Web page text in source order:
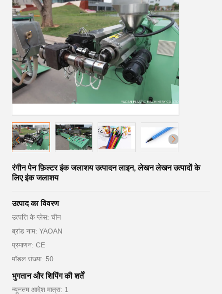
रंगीन पेन फ़िल्टर इंक जलाशय उत्पादन लाइन, लेखन लेखन उत्पादों के
लिए इंक जलाशय
उत्पाद का विवरण
उत्पत्ति के प्लेस: चीन
ब्रांड नाम: YAOAN
प्रमाणन: CE
मॉडल संख्या: 50
भुगतान और शिपिंग की शर्तें
न्यूनतम आदेश मात्रा: 1